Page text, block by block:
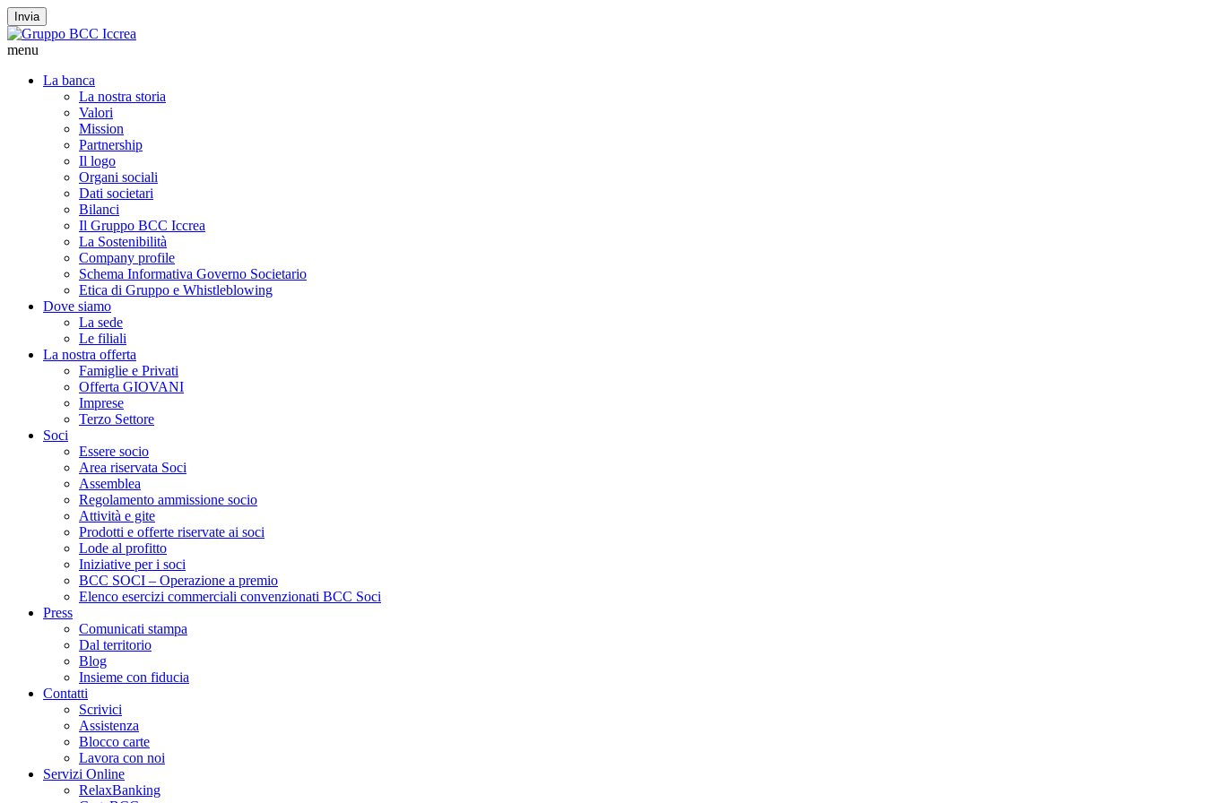
Invia
menu
La banca
La nostra storia
Valori
Mission
Partnership
Il logo
Organi sociali
Dati societari
Bilanci
Il Gruppo BCC Iccrea
La Sostenibilità
Company profile
Schema Informativa Governo Societario
Etica di Gruppo e Whistleblowing
Dove siamo
La sede
Le filiali
La nostra offerta
Famiglie e Privati
Offerta GIOVANI
Imprese
Terzo Settore
Soci
Essere socio
Area riservata Soci
Assemblea
Regolamento ammissione socio
Attività e gite
Prodotti e offerte riservate ai soci
Lode al profitto
Iniziative per i soci
BCC SOCI – Operazione a premio
Elenco esercizi commerciali convenzionati BCC Soci
Press
Comunicati stampa
Dal territorio
Blog
Insieme con fiducia
Contatti
Scrivici
Assistenza
Blocco carte
Lavora con noi
Servizi Online
RelaxBanking